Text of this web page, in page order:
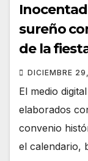
sureño
de la
DICIEMBRE
El medio
elaborados
convenio
el calendario,